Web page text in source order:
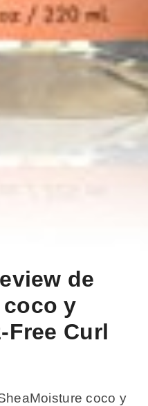
de
y
Free Curl
coco y